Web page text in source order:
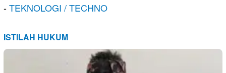
-TEKNOLOGI / TECHNO
ISTILAH HUKUM